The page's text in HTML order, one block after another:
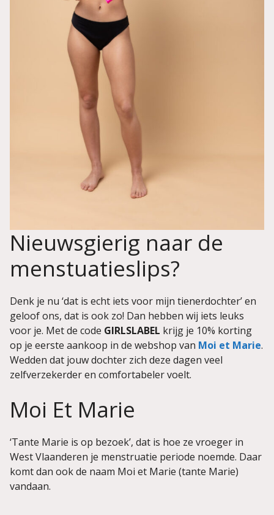
Nieuwsgierig naar de
menstuatieslips?
Denk je nu ‘dat is echt iets voor mijn tienerdochter’ en
geloof ons, dat is ook zo! Dan hebben wij iets leuks
voor je. Met de code GIRLSLABEL krijg je 10% korting
op je eerste aankoop in de webshop van Moi et Marie.
Wedden dat jouw dochter zich deze dagen veel
zelfverzekerder en comfortabeler voelt.
Moi Et Marie
‘Tante Marie is op bezoek’, dat is hoe ze vroeger in
West Vlaanderen je menstruatie periode noemde. Daar
komt dan ook de naam Moi et Marie (tante Marie)
vandaan.